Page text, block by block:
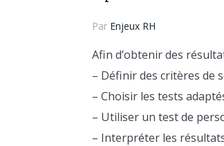
Par Enjeux RH
Afin d’obtenir des
– Définir des critères de
– Choisir les tests
– Utiliser un test de
– Interpréter les